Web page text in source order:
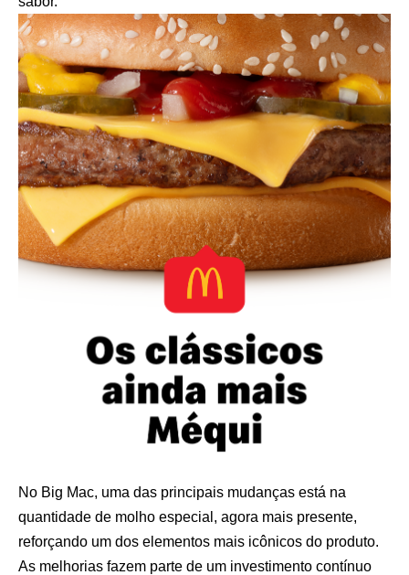
No Big Mac, uma das principais mudanças está na
quantidade de molho especial, agora mais presente,
reforçando um dos elementos mais icônicos do produto.
As melhorias fazem parte de um investimento contínuo